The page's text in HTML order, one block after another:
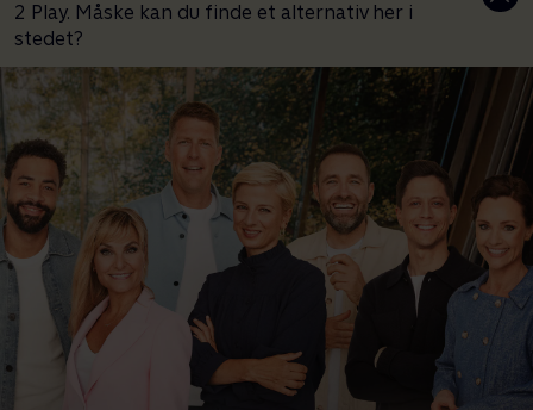
2 Play. Måske kan du finde et alternativ her i
stedet?